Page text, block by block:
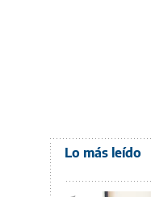
Lo más leído